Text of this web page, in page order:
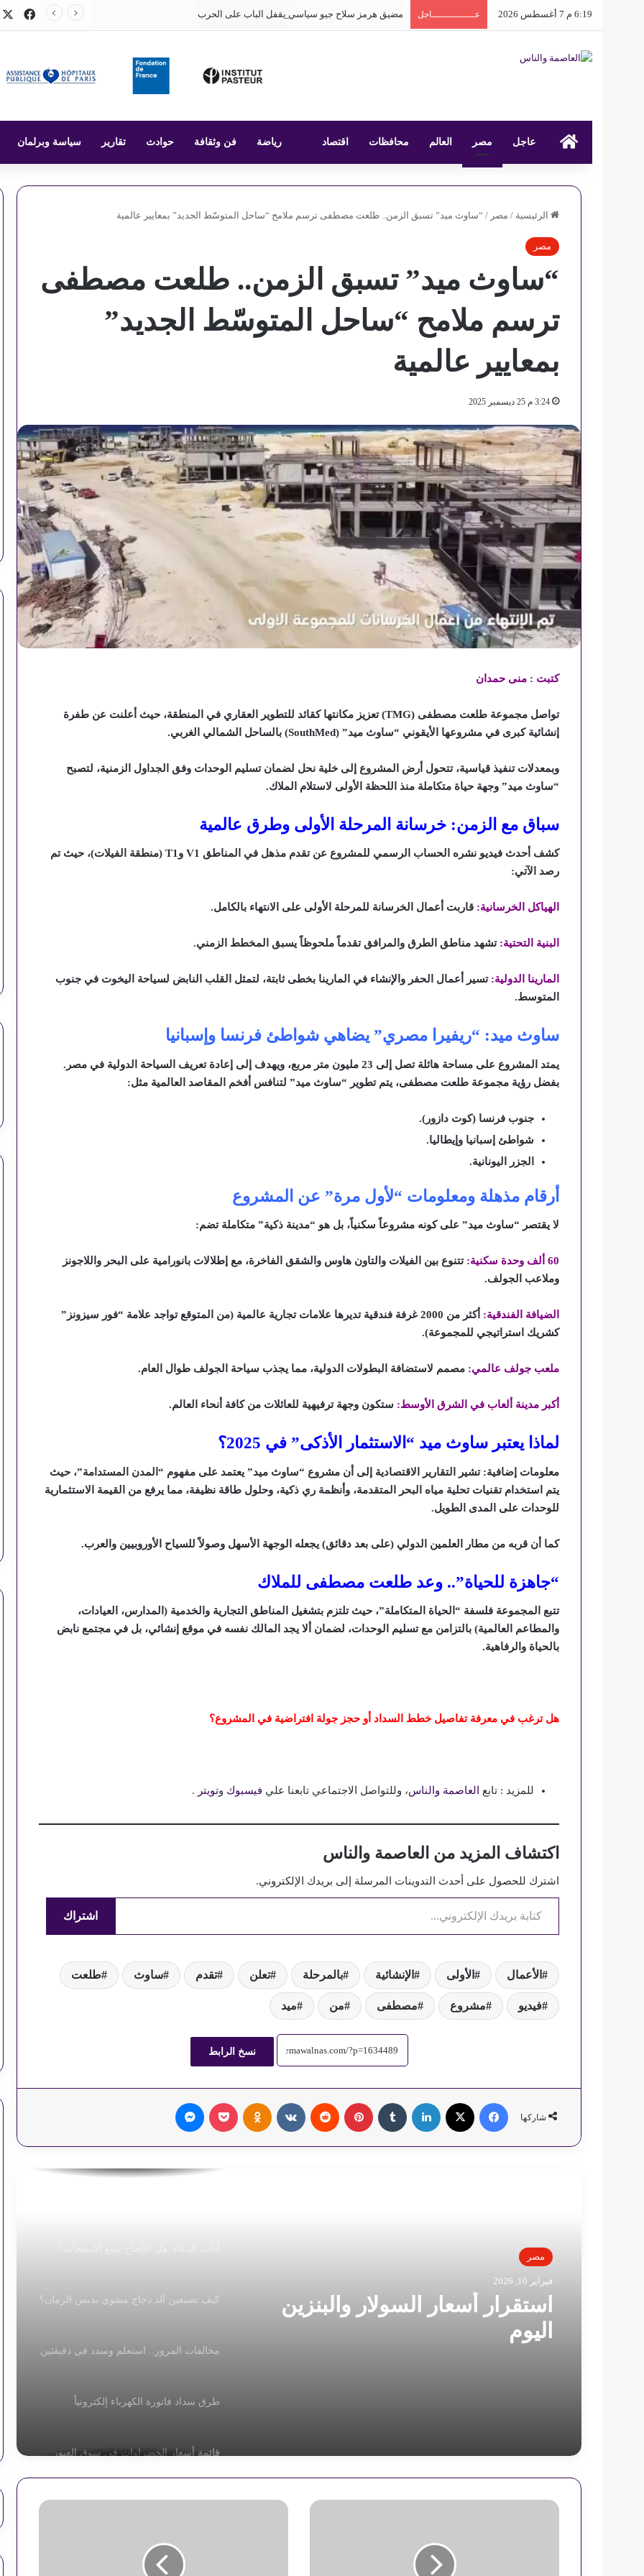
6:19 م 7 أغسطس 2026 عـــــــــــــــاجل مضيق هرمز سلاح جيو سياسي يقفل الباب على الحرب
العاصمة والناس
عاجل مصر العالم محافظات اقتصاد رياضة فن وثقافة حوادث تقارير سياسة وبرلمان
الرئيسية / مصر / “ساوث ميد” تسبق الزمن.. طلعت مصطفى ترسم ملامح “ساحل المتوسّط الجديد” بمعايير عالمية
مصر
“ساوث ميد” تسبق الزمن.. طلعت مصطفى
ترسم ملامح “ساحل المتوسّط الجديد”
بمعايير عالمية
3:24 م 25 ديسمبر 2025
كتبت : منى حمدان
تواصل مجموعة طلعت مصطفى (TMG) تعزيز مكانتها كقائد للتطوير العقاري في المنطقة، حيث أعلنت عن طفرة
إنشائية كبرى في مشروعها الأيقوني “ساوث ميد” (SouthMed) بالساحل الشمالي الغربي.
وبمعدلات تنفيذ قياسية، تتحول أرض المشروع إلى خلية نحل لضمان تسليم الوحدات وفق الجداول الزمنية، لتصبح
“ساوث ميد” وجهة حياة متكاملة منذ اللحظة الأولى لاستلام الملاك.
سباق مع الزمن: خرسانة المرحلة الأولى وطرق عالمية
كشف أحدث فيديو نشره الحساب الرسمي للمشروع عن تقدم مذهل في المناطق V1 وT1 (منطقة الفيلات)، حيث تم
رصد الآتي:
الهياكل الخرسانية: قاربت أعمال الخرسانة للمرحلة الأولى على الانتهاء بالكامل.
البنية التحتية: تشهد مناطق الطرق والمرافق تقدماً ملحوظاً يسبق المخطط الزمني.
المارينا الدولية: تسير أعمال الحفر والإنشاء في المارينا بخطى ثابتة، لتمثل القلب النابض لسياحة اليخوت في جنوب
المتوسط.
ساوث ميد: “ريفيرا مصري” يضاهي شواطئ فرنسا وإسبانيا
يمتد المشروع على مساحة هائلة تصل إلى 23 مليون متر مربع، ويهدف إلى إعادة تعريف السياحة الدولية في مصر.
بفضل رؤية مجموعة طلعت مصطفى، يتم تطوير “ساوث ميد” لتنافس أفخم المقاصد العالمية مثل:
جنوب فرنسا (كوت دازور).
شواطئ إسبانيا وإيطاليا.
الجزر اليونانية.
أرقام مذهلة ومعلومات “لأول مرة” عن المشروع
لا يقتصر “ساوث ميد” على كونه مشروعاً سكنياً، بل هو “مدينة ذكية” متكاملة تضم:
60 ألف وحدة سكنية:
تتنوع بين الفيلات والتاون هاوس والشقق الفاخرة، مع إطلالات بانورامية على البحر واللاجونز
وملاعب الجولف.
الضيافة الفندقية:
أكثر من 2000 غرفة فندقية تديرها علامات تجارية عالمية (من المتوقع تواجد علامة “فور سيزونز”
كشريك استراتيجي للمجموعة).
ملعب جولف عالمي: مصمم لاستضافة البطولات الدولية، مما يجذب سياحة الجولف طوال العام.
أكبر مدينة ألعاب في الشرق الأوسط: ستكون وجهة ترفيهية للعائلات من كافة أنحاء العالم.
لماذا يعتبر ساوث ميد “الاستثمار الأذكى” في 2025؟
معلومات إضافية: تشير التقارير الاقتصادية إلى أن مشروع “ساوث ميد” يعتمد على مفهوم “المدن المستدامة”، حيث
يتم استخدام تقنيات تحلية مياه البحر المتقدمة، وأنظمة ري ذكية، وحلول طاقة نظيفة، مما يرفع من القيمة الاستثمارية
للوحدات على المدى الطويل.
كما أن قربه من مطار العلمين الدولي (على بعد دقائق) يجعله الوجهة الأسهل وصولاً للسياح الأوروبيين والعرب.
“جاهزة للحياة”.. وعد طلعت مصطفى للملاك
تتبع المجموعة فلسفة “الحياة المتكاملة”، حيث تلتزم بتشغيل المناطق التجارية والخدمية (المدارس، العيادات،
والمطاعم العالمية) بالتزامن مع تسليم الوحدات، لضمان ألا يجد المالك نفسه في موقع إنشائي، بل في مجتمع نابض
بالحياة والرفاهية.
هل ترغب في معرفة تفاصيل خطط السداد أو حجز جولة افتراضية في المشروع؟
للمزيد : تابع العاصمة والناس، وللتواصل الاجتماعي تابعنا علي فيسبوك وتويتر .
اكتشاف المزيد من العاصمة والناس
اشترك للحصول على أحدث التدوينات المرسلة إلى بريدك الإلكتروني.
اشتراك
الأعمال الأولى الإنشائية بالمرحلة تعلن تقدم ساوث طلعت
فيديو مشروع مصطفى من ميد
نسخ الرابط
شاركها
مصر
فبراير 10, 2026
استقرار أسعار السولار والبنزين
اليوم
كيف تصنعين ألذ دجاج مشوي بدبس الرمان؟
قائمة أسعار الخضراوات في سوق العبور
اليوم
كيف تصنعين ألذ دجاج مشوي بدبس الرمان؟
مخالفات المرور.. استعلم وسدد في دقيقتين
طرق سداد فاتورة الكهرباء إلكترونياً
قائمة أسعار الخضراوات في سوق العبور
آداب الدعاء: هل الإلحاح يمنع الاستجابة؟
ح
ر